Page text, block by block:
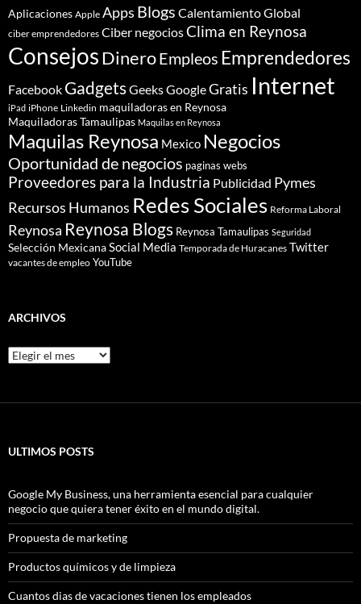
Aplicaciones Apple Apps Blogs Calentamiento Global
ciber emprendedores Ciber negociosClima en Reynosa
ConsejosDineroEmpleos Emprendedores
Facebook GadgetsGeeksGoogleGratis Internet
iPad iPhone Linkedin maquiladoras en Reynosa
Maquiladoras Tamaulipas Maquilas en Reynosa
Maquilas Reynosa Mexico Negocios
Oportunidad de negocios paginas webs
Proveedores para la Industria Publicidad Pymes
Recursos Humanos Redes Sociales Reforma Laboral
Reynosa Reynosa Blogs Reynosa Tamaulipas Seguridad
Selección MexicanaSocial Media Temporada de Huracanes Twitter
vacantes de empleo YouTube
ARCHIVOS
Archivos
ULTIMOS POSTS
Google My Business, una herramienta esencial para cualquier
negocio que quiera tener éxito en el mundo digital.
Propuesta de marketing
Productos químicos y de limpieza
Cuantos dias de vacaciones tienen los empleados